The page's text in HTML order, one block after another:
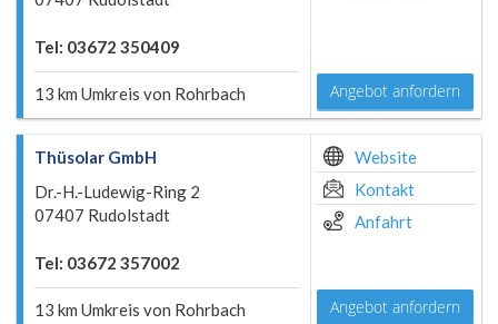
Tel: 03672 350409
13 km Umkreis von Rohrbach Angebot anfordern
Thüsolar GmbH
Dr.-H.-Ludewig-Ring 2
07407 Rudolstadt
Tel: 03672 357002
13 km Umkreis von Rohrbach
Website
Kontakt
Anfahrt
Angebot anfordern